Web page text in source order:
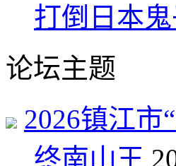
打倒日本
论坛主题
2026镇江市
终南山王